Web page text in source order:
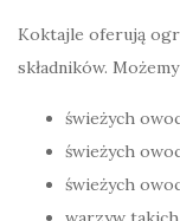
Koktajle oferują
składników.
świeżych
świeżych
świeżych